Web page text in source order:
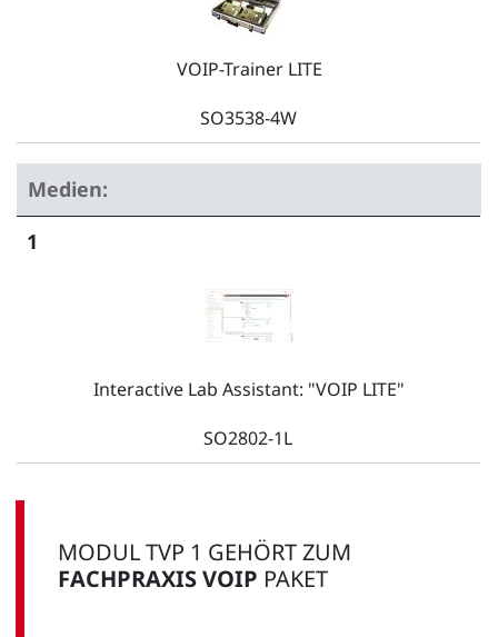
VOIP-Trainer LITE
SO3538-4W
Medien:
1
Interactive Lab Assistant: "VOIP LITE"
SO2802-1L
MODUL TVP 1 GEHÖRT ZUM
FACHPRAXIS VOIP PAKET